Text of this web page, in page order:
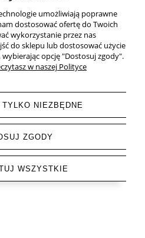
nie tylko stworzą optymalne
design przedpokoju, tworząc
umożliwiają poprawne
dostosować ofertę do Twoich
wykorzystanie przez nas
do sklepu lub dostosować użycie
opcję "Dostosuj zgody".
w naszej Polityce
NIEZBĘDNE
ZGODY
WSZYSTKIE